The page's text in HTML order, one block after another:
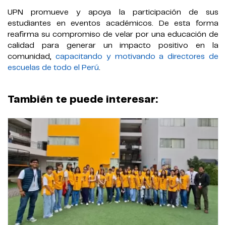
UPN promueve y apoya la participación de sus
estudiantes en eventos académicos. De esta forma
reafirma su compromiso de velar por una educación de
calidad para generar un impacto positivo en la
comunidad, capacitando y motivando a directores de
escuelas de todo el Perú.
También te puede interesar: